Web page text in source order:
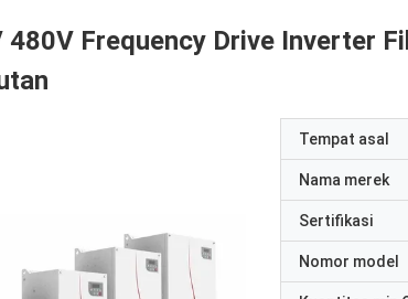
480V Frequency Drive Inverter
Tempat asal
Nama merek
Sertifikasi
Nomor model